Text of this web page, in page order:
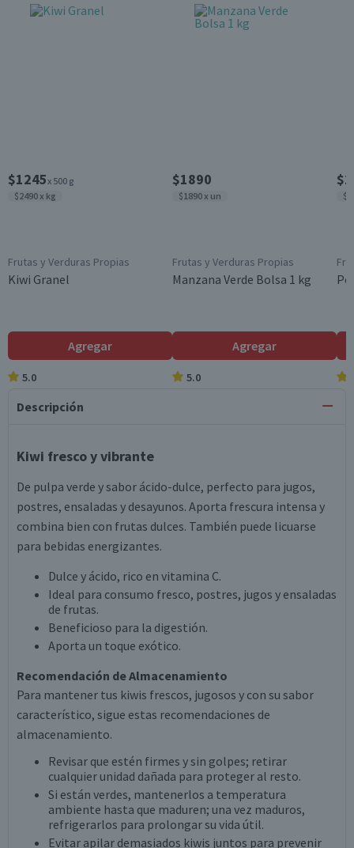
$1245x 500 g
$2490 x kg
Frutas y Verduras Propias
Kiwi Granel
Agregar
5.0
$1890
$1890 x un
Frutas y Verduras Propias
Manzana Verde Bolsa 1 kg
Agregar
5.0
Descripción
Kiwi fresco y vibrante
De pulpa verde y sabor ácido-dulce, perfecto para jugos,
postres, ensaladas y desayunos. Aporta frescura intensa y
combina bien con frutas dulces. También puede licuarse
para bebidas energizantes.
Dulce y ácido, rico en vitamina C.
Ideal para consumo fresco, postres, jugos y ensaladas
de frutas.
Beneficioso para la digestión.
Aporta un toque exótico.
Recomendación de Almacenamiento
Para mantener tus kiwis frescos, jugosos y con su sabor
característico, sigue estas recomendaciones de
almacenamiento.
Revisar que estén firmes y sin golpes; retirar
cualquier unidad dañada para proteger al resto.
Si están verdes, mantenerlos a temperatura
ambiente hasta que maduren; una vez maduros,
refrigerarlos para prolongar su vida útil.
Evitar apilar demasiados kiwis juntos para prevenir